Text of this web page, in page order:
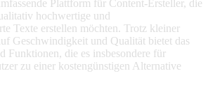
Plattform für Content-Ersteller, die
hochwertige und
Texte erstellen möchten. Trotz kleiner
Geschwindigkeit und Qualität bietet das
Funktionen, die es insbesondere für
zu einer kostengünstigen Alternative